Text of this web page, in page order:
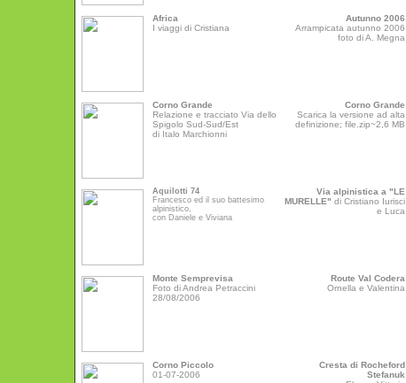
Africa
I viaggi di Cristiana
Autunno 2006
Arrampicata autunno 2006
foto di A. Megna
Corno Grande
Relazione e tracciato Via dello
Spigolo Sud-Sud/Est
di Italo Marchionni
Corno Grande
Scarica la versione ad alta
definizione; file.zip~2,6 MB
Aquilotti 74
Francesco ed il suo battesimo
alpinistico,
con Daniele e Viviana
Via alpinistica a "LE
MURELLE" di Cristiano Iurisci
e Luca
Monte Semprevisa
Foto di Andrea Petraccini
28/08/2006
Route Val Codera
Ornella e Valentina
Corno Piccolo
01-07-2006
Cresta di Rocheford
Stefanuk